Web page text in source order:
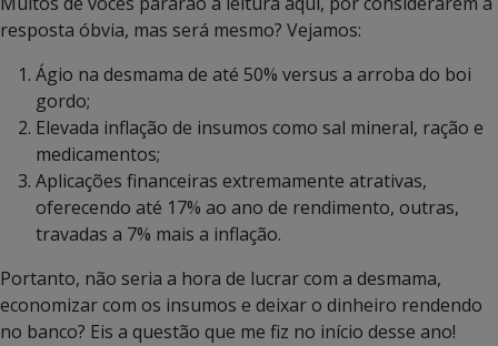
resposta óbvia, mas será mesmo? Vejamos:
Ágio na desmama de até 50% versus a arroba do boi
gordo;
Elevada inflação de insumos como sal mineral, ração e
medicamentos;
Aplicações financeiras extremamente atrativas,
oferecendo até 17% ao ano de rendimento, outras,
travadas a 7% mais a inflação.
Portanto, não seria a hora de lucrar com a desmama,
economizar com os insumos e deixar o dinheiro rendendo
no banco? Eis a questão que me fiz no início desse ano!